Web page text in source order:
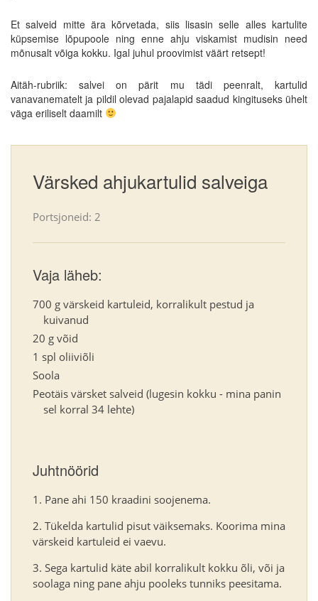
Et salveid mitte ära kõrvetada, siis lisasin selle alles kartulite
küpsemise lõpupoole ning enne ahju viskamist mudisin need
mõnusalt võiga kokku. Igal juhul proovimist väärt retsept!
Aitäh-rubriik: salvei on pärit mu tädi peenralt, kartulid
vanavanematelt ja pildil olevad pajalapid saadud kingituseks ühelt
väga eriliselt daamilt
Värsked ahjukartulid salveiga
Portsjoneid: 2
Vaja läheb:
700 g värskeid kartuleid, korralikult pestud ja
kuivanud
20 g võid
1 spl oliiviõli
Soola
Peotäis värsket salveid (lugesin kokku - mina panin
sel korral 34 lehte)
Juhtnöörid
Pane ahi 150 kraadini soojenema.
Tükelda kartulid pisut väiksemaks. Koorima mina
värskeid kartuleid ei vaevu.
Sega kartulid käte abil korralikult kokku õli, või ja
soolaga ning pane ahju pooleks tunniks peesitama.